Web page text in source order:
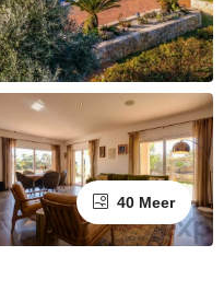
40 Meer